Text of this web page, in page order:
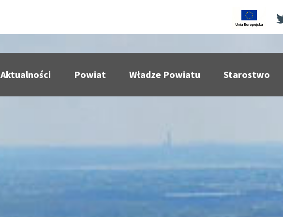
Aktualności pokaż podmenu dla
Powiat pokaż podmenu dla
Władze Powiatu pokaż
Starostwo